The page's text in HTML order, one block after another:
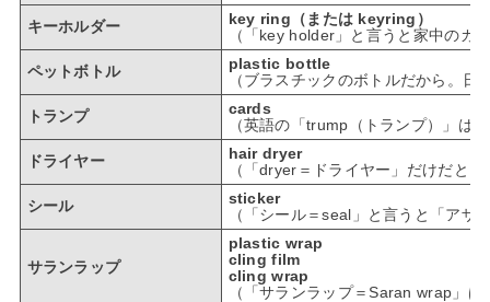
キーホルダー
key ring（または keyring）
（「key holder」と言うと家中のカ
ペットボトル
plastic bottle
（ブラスチックのボトルだから。
トランプ
cards
（英語の「trump（トランプ）」は
ドライヤー
hair dryer
（「dryer＝ドライヤー」だけだと
シール
sticker
（「シール＝seal」と言うと「アザ
サランラップ
plastic wrap
cling film
cling wrap
（「サランラップ＝Saran wrap」